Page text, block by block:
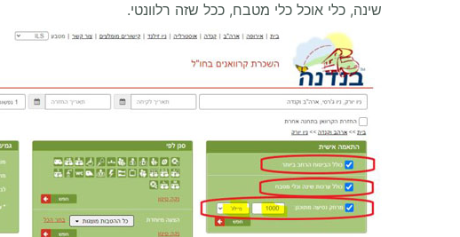
שינה, כלי אוכל כלי מטבח, ככל שזה רלוונטי.